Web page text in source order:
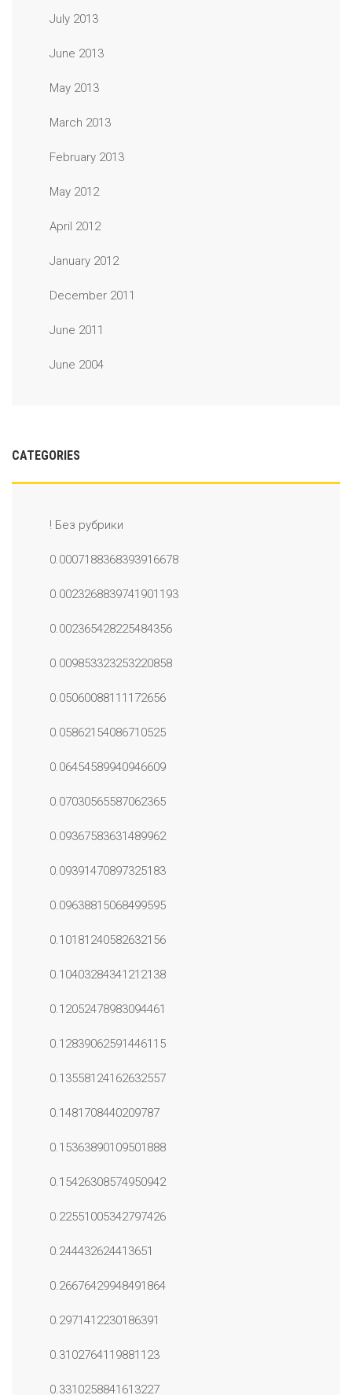
July 2013
June 2013
May 2013
March 2013
February 2013
May 2012
April 2012
January 2012
December 2011
June 2011
June 2004
CATEGORIES
! Без рубрики
0.0007188368393916678
0.0023268839741901193
0.002365428225484356
0.009853323253220858
0.05060088111172656
0.05862154086710525
0.06454589940946609
0.07030565587062365
0.09367583631489962
0.09391470897325183
0.09638815068499595
0.10181240582632156
0.10403284341212138
0.12052478983094461
0.12839062591446115
0.13558124162632557
0.1481708440209787
0.15363890109501888
0.15426308574950942
0.22551005342797426
0.244432624413651
0.26676429948491864
0.2971412230186391
0.3102764119881123
0.3310258841613227